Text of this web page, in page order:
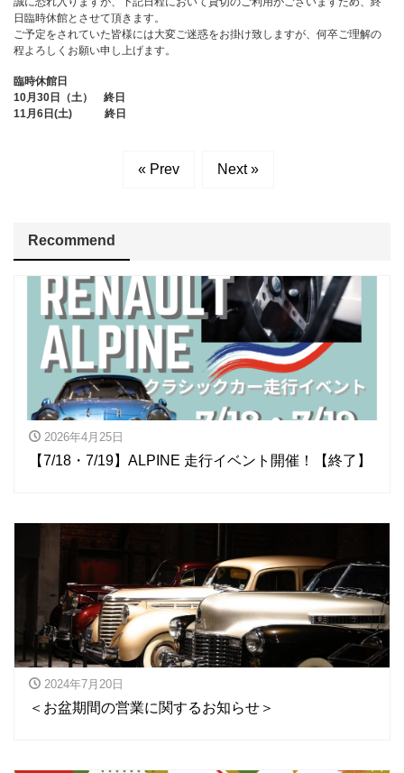
日臨時休館とさせて頂きます。
ご予定をされていた皆様には大変ご迷惑をお掛け致しますが、何卒ご理解の
程よろしくお願い申し上げます。
臨時休館日
10月30日（土） 終日
11月6日(土) 終日
« Prev Next »
Recommend
2026年4月25日
【7/18・7/19】ALPINE 走行イベント開催！【終了】
2024年7月20日
＜お盆期間の営業に関するお知らせ＞